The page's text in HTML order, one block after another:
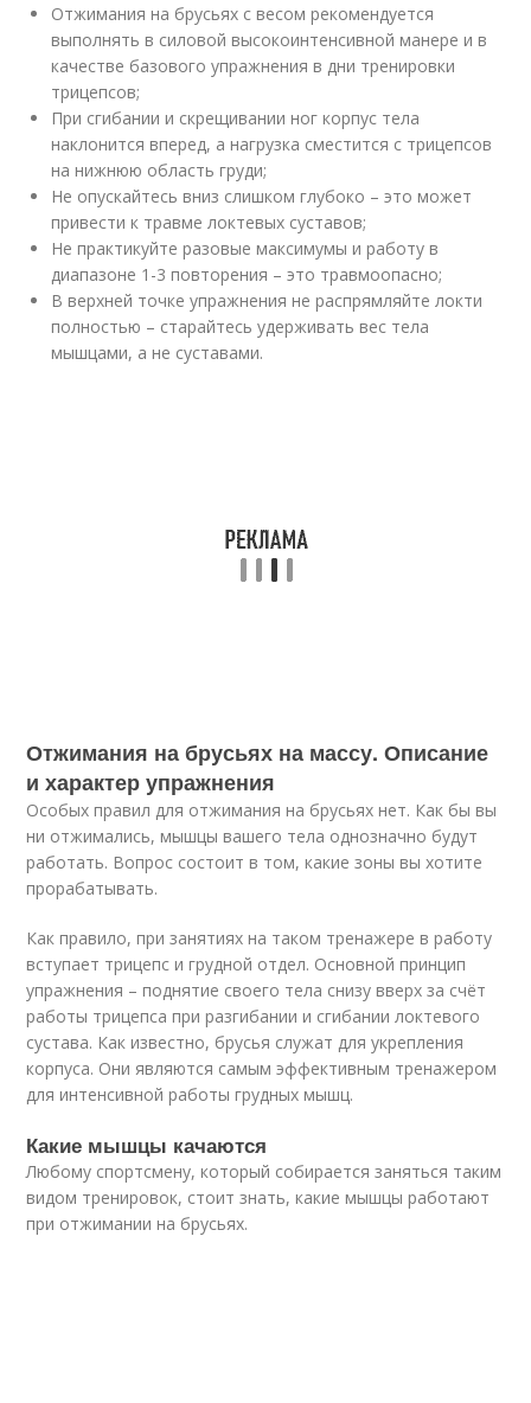
Отжимания на брусьях с весом рекомендуется
выполнять в силовой высокоинтенсивной манере и в
качестве базового упражнения в дни тренировки
трицепсов;
При сгибании и скрещивании ног корпус тела
наклонится вперед, а нагрузка сместится с трицепсов
на нижнюю область груди;
Не опускайтесь вниз слишком глубоко – это может
привести к травме локтевых суставов;
Не практикуйте разовые максимумы и работу в
диапазоне 1-3 повторения – это травмоопасно;
В верхней точке упражнения не распрямляйте локти
полностью – старайтесь удерживать вес тела
мышцами, а не суставами.
Отжимания на брусьях на массу. Описание
и характер упражнения
Особых правил для отжимания на брусьях нет. Как бы вы
ни отжимались, мышцы вашего тела однозначно будут
работать. Вопрос состоит в том, какие зоны вы хотите
прорабатывать.
Как правило, при занятиях на таком тренажере в работу
вступает трицепс и грудной отдел. Основной принцип
упражнения – поднятие своего тела снизу вверх за счёт
работы трицепса при разгибании и сгибании локтевого
сустава. Как известно, брусья служат для укрепления
корпуса. Они являются самым эффективным тренажером
для интенсивной работы грудных мышц.
Какие мышцы качаются
Любому спортсмену, который собирается заняться таким
видом тренировок, стоит знать, какие мышцы работают
при отжимании на брусьях.